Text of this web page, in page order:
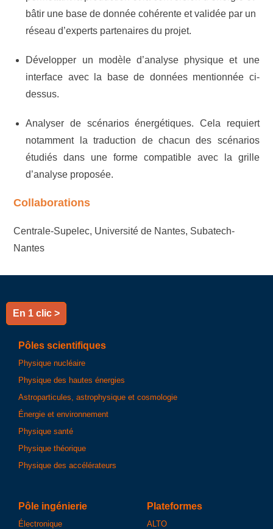
bâtir une base de donnée cohérente et validée par un
réseau d’experts partenaires du projet.
Développer un modèle d’analyse physique et une
interface avec la base de données mentionnée ci-
dessus.
Analyser de scénarios énergétiques. Cela requiert
notamment la traduction de chacun des scénarios
étudiés dans une forme compatible avec la grille
d’analyse proposée.
Collaborations
Centrale-Supelec, Université de Nantes, Subatech-
Nantes
En 1 clic >
Pôles scientifiques
Physique nucléaire
Physique des hautes énergies
Astroparticules, astrophysique et cosmologie
Énergie et environnement
Physique santé
Physique théorique
Physique des accélérateurs
Pôle ingénierie
Électronique
Plateformes
ALTO